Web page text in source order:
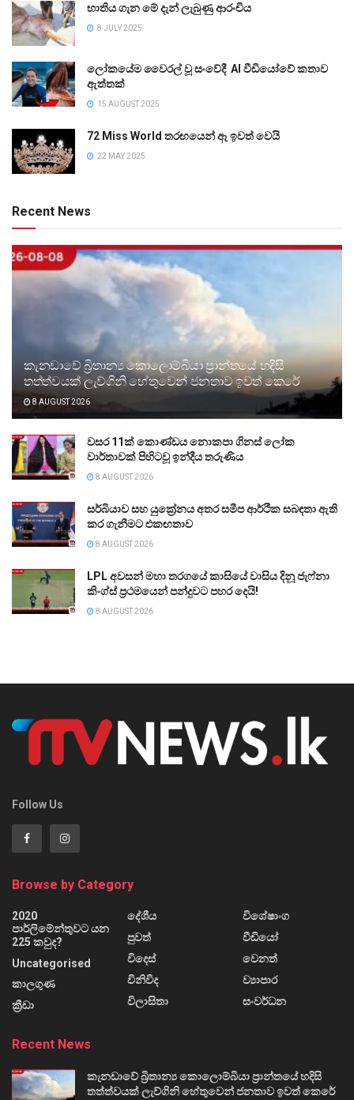
භාතිය ගැන මේ දැන් ලැබුණු ආරංචිය
8 JULY 2025
ලෝකයේම වෛරල් වූ සංවේදී AI වීඩියෝවේ කතාව
ඇත්තක්
15 AUGUST 2025
72 Miss World තරඟයෙන් ඈ ඉවත් වෙයි
22 MAY 2025
Recent News
කැනඩාවේ බ්‍රිතාන්‍ය කොලොම්බියා ප්‍රාන්තයේ හදිසි
තත්ත්වයක් ලැව්ගිනි හේතුවෙන් ජනතාව ඉවත් කෙරේ
8 AUGUST 2026
වසර 11ක් කොණ්ඩය නොකපා ගිනස් ලෝක
වාර්තාවක් පිහිටවූ ඉන්දීය තරුණිය
8 AUGUST 2026
සර්බියාව සහ යුක්‍රේනය අතර සමීප ආර්ථික සබඳතා ඇති
කර ගැනීමට එකඟතාව
8 AUGUST 2026
LPL අවසන් මහා තරගයේ කාසියේ වාසිය දිනූ ජැෆ්නා
කිංග්ස් ප්‍රථමයෙන් පන්දුවට පහර දෙයි!
8 AUGUST 2026
Follow Us
Browse by Category
2020
පාර්ලිමේන්තුවට යන
225 කවුද?
Uncategorised
කාලගුණ
ක්‍රීඩා
දේශීය
පුවත්
විදෙස්
විනිවිද
විලාසිතා
විශේෂාංග
වීඩියෝ
වෙනත්
ව්‍යාපාර
සංවර්ධන
Recent News
කැනඩාවේ බ්‍රිතාන්‍ය කොලොම්බියා ප්‍රාන්තයේ හදිසි
තත්ත්වයක් ලැව්ගිනි හේතුවෙන් ජනතාව ඉවත් කෙරේ